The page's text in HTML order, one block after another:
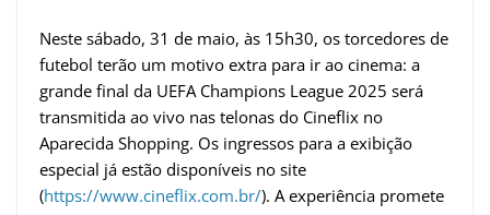
Neste sábado, 31 de maio, às 15h30, os torcedores de
futebol terão um motivo extra para ir ao cinema: a
grande final da UEFA Champions League 2025 será
transmitida ao vivo nas telonas do Cineflix no
Aparecida Shopping. Os ingressos para a exibição
especial já estão disponíveis no site
(https://www.cineflix.com.br/). A experiência promete